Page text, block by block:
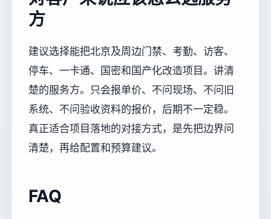
方
建议选择能把北京及周边门禁、考勤、访客、
停车、一卡通、国密和国产化改造项目。讲清
楚的服务方。只会报单价、不问现场、不问旧
系统、不问验收资料的报价，后期不一定稳。
真正适合项目落地的对接方式，是先把边界问
清楚，再给配置和预算建议。
FAQ